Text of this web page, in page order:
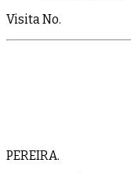
Visita No.
PEREIRA.